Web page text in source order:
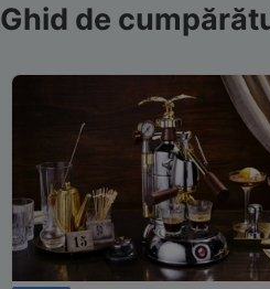
Ghid de